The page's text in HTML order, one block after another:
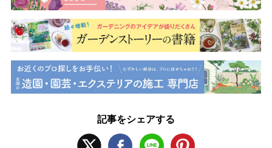
記事をシェアする